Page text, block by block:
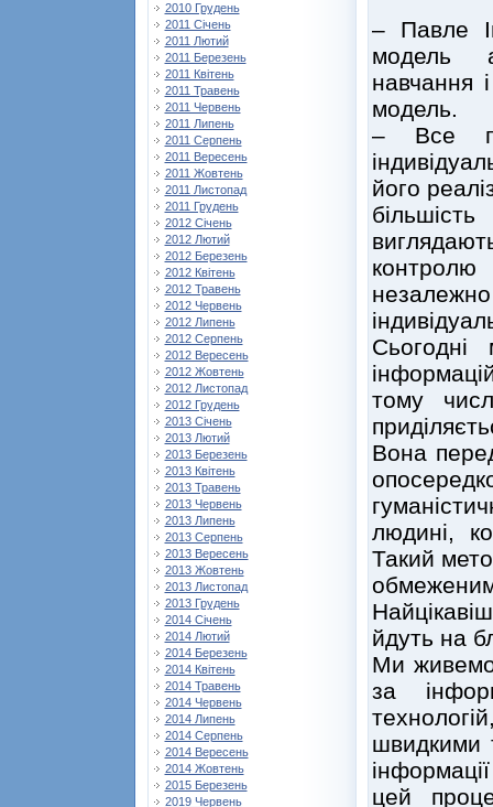
2010 Грудень
2011 Січень
2011 Лютий
2011 Березень
2011 Квітень
2011 Травень
2011 Червень
2011 Липень
2011 Серпень
2011 Вересень
2011 Жовтень
2011 Листопад
2011 Грудень
2012 Січень
2012 Лютий
2012 Березень
2012 Квітень
2012 Травень
2012 Червень
2012 Липень
2012 Серпень
2012 Вересень
2012 Жовтень
2012 Листопад
2012 Грудень
2013 Січень
2013 Лютий
2013 Березень
2013 Квітень
2013 Травень
2013 Червень
2013 Липень
2013 Серпень
2013 Вересень
2013 Жовтень
2013 Листопад
2013 Грудень
2014 Січень
2014 Лютий
2014 Березень
2014 Квітень
2014 Травень
2014 Червень
2014 Липень
2014 Серпень
2014 Вересень
2014 Жовтень
2015 Березень
2019 Червень
– Павле
модель
навчання
модель.
– Все
його
тому
Вона
людині,
Такий
йдуть на
Ми
за
швидкими
цей